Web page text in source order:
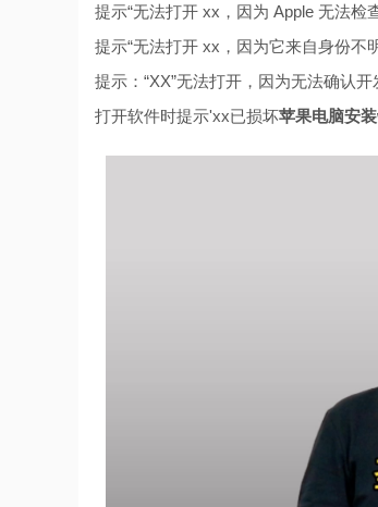
提示“无法打开 xx，因为 Apple 无法检
提示“无法打开 xx，因为它来自身份不
提示：“XX”无法打开，因为无法确认开
打开软件时提示'xx已损坏苹果电脑安